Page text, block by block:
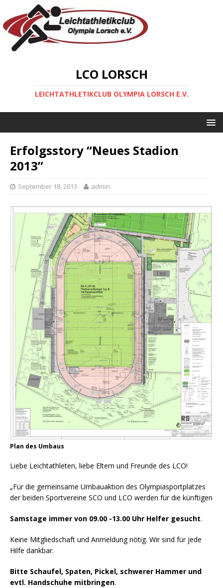
LCO LORSCH
LEICHTATHLETIKCLUB OLYMPIA LORSCH E.V.
Erfolgsstory “Neues Stadion
2013”
September 18, 2013 admin
Plan des Umbaus
Liebe Leichtathleten, liebe Eltern und Freunde des LCO!
„Für die gemeinsame Umbauaktion des Olympiasportplatzes
der beiden Sportvereine SCO und LCO werden für die künftigen
Samstage immer von 09.00 -13.00 Uhr Helfer gesucht.
Keine Mitgliedschaft und Anmeldung nötig. Wir sind für jede
Hilfe dankbar.
Bitte Schaufel, Spaten, Pickel, schwerer Hammer und
evtl. Handschuhe mitbringen.